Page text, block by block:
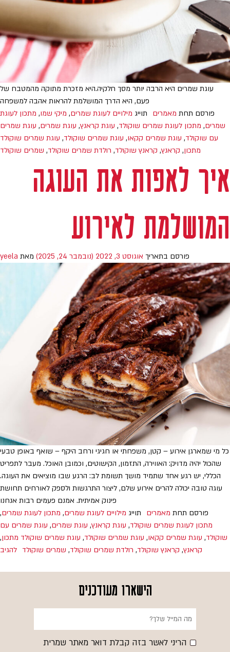
עוגת שמרים היא הרבה יותר מסך חלקיה.היא מזכרת מתוקה מהמטבח של
פעם, היא הדרך המושלמת להראות אהבה למשפחה
פורסם תחת מאמרים תוייג מילויים לעוגת שמרים, מיקי שמו, מתכון לעוגת
שמרים, מתכון לעוגת שמרים שוקולד, עוגת קראנץ, עוגת שמרים, עוגת שמרים
עם שוקולד, עוגת שמרים קקאו, עוגת שמרים שוקולד, עוגת שמרים שוקולד
מתכון, קראנץ, קראנץ שוקולד, רולדת שמרים שוקולד, שמרים שוקולד
איך לאפות את העוגה
המושלמת לאירוע
פורסם בתאריך אוגוסט 3, 2022 (נובמבר 24, 2025) מאת yeela
כל מי שמארגן אירוע – קטן, משפחתי או חגיגי ורחב היקף – שואף באופן טבעי
שהכול יהיה מדויק: האווירה, התזמון, הקישוטים, וכמובן האוכל. מעבר לתפריט
הכללי, יש רגע אחד שתמיד מושך תשומת לב: הרגע שבו מוציאים את העוגה.
עוגה טובה יכולה להרים אירוע שלם, ליצור התרגשות ולספק לאורחים תחושת
פינוק אמיתית. אמנם פעמים רבות אנחנו
פורסם תחת מאמרים תוייג מילויים לעוגת שמרים, מתכון לעוגת שמרים,
מתכון לעוגת שמרים שוקולד, עוגת קראנץ, עוגת שמרים, עוגת שמרים עם
שוקולד, עוגת שמרים קקאו, עוגת שמרים שוקולד, עוגת שמרים שוקולד מתכון,
קראנץ, קראנץ שוקולד, רולדת שמרים שוקולד, שמרים שוקולד להגיב
הישארו מעודכנים
הריני לאשר בזה קבלת דואר מאתר שמרית